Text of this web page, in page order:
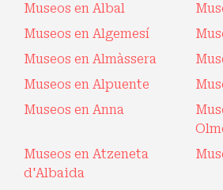
Museos en Albal
Museos en Algemesí
Museos en Almàssera
Museos en Alpuente
Museos en Anna
Museos en Atzeneta
d'Albaida